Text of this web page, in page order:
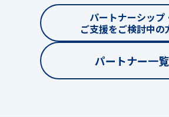
パートナーシップ
ご支援をご検討中の
パートナー一覧